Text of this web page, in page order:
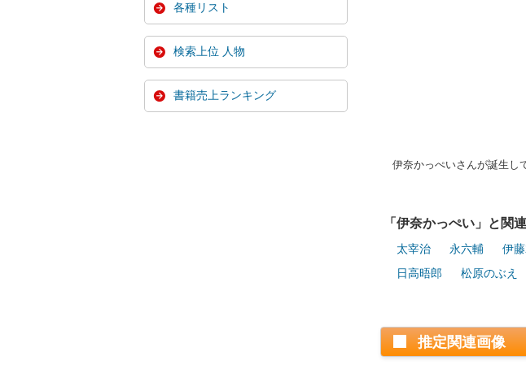
伊奈かっぺいさんが誕生し
「伊奈かっぺい」と関
太宰治 永六輔 伊
日高晤郎
松原のぶえ
推定関連画像
各種リスト
検索上位 人物
書籍売上ランキング